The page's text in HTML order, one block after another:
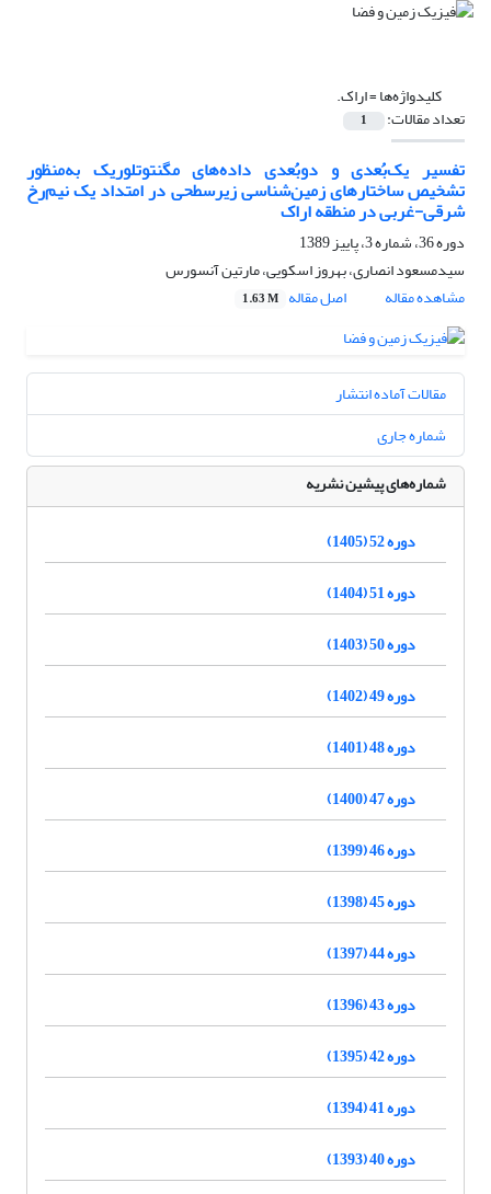
کلیدواژه‌ها =اراک.
تعداد مقالات: 1
تفسیر یک‌بُعدی و دوبُعدی داده‌های مگنتوتلوریک به‌منظور
تشخیص ساختارهای زمین‌شناسی زیرسطحی در امتداد یک نیم‌رخ
شرقی-غربی در منطقه اراک
دوره 36، شماره 3، پاییز 1389
سیدمسعود انصاری، بهروز اسکویی، مارتین آنسورس
مشاهده مقاله
اصل مقاله 1.63 M
مقالات آماده انتشار
شماره جاری
شماره‌های پیشین نشریه
دوره 52 (1405)
دوره 51 (1404)
دوره 50 (1403)
دوره 49 (1402)
دوره 48 (1401)
دوره 47 (1400)
دوره 46 (1399)
دوره 45 (1398)
دوره 44 (1397)
دوره 43 (1396)
دوره 42 (1395)
دوره 41 (1394)
دوره 40 (1393)